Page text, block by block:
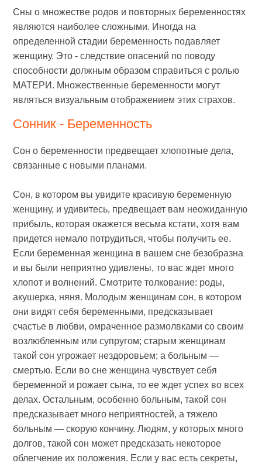
Сны о множестве родов и повторных беременностях
являются наиболее сложными. Иногда на
определенной стадии беременность подавляет
женщину. Это - следствие опасений по поводу
способности должным образом справиться с ролью
МАТЕРИ. Множественные беременности могут
являться визуальным отображением этих страхов.
Сонник - Беременность
Сон о беременности предвещает хлопотные дела,
связанные с новыми планами.
Сон, в котором вы увидите красивую беременную
женщину, и удивитесь, предвещает вам неожиданную
прибыль, которая окажется весьма кстати, хотя вам
придется немало потрудиться, чтобы получить ее.
Если беременная женщина в вашем сне безобразна
и вы были неприятно удивлены, то вас ждет много
хлопот и волнений. Смотрите толкование: роды,
акушерка, няня. Молодым женщинам сон, в котором
они видят себя беременными, предсказывает
счастье в любви, омраченное размолвками со своим
возлюбленным или супругом; старым женщинам
такой сон угрожает нездоровьем; а больным —
смертью. Если во сне женщина чувствует себя
беременной и рожает сына, то ее ждет успех во всех
делах. Остальным, особенно больным, такой сон
предсказывает много неприятностей, а тяжело
больным — скорую кончину. Людям, у которых много
долгов, такой сон может предсказать некоторое
облегчение их положения. Если у вас есть секреты,